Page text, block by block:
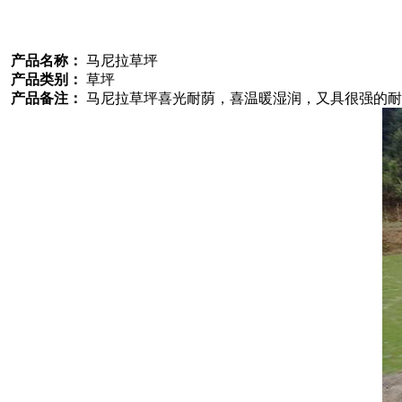
产品名称： 马尼拉草坪
产品类别： 草坪
产品备注： 马尼拉草坪喜光耐荫，喜温暖湿润，又具很强的